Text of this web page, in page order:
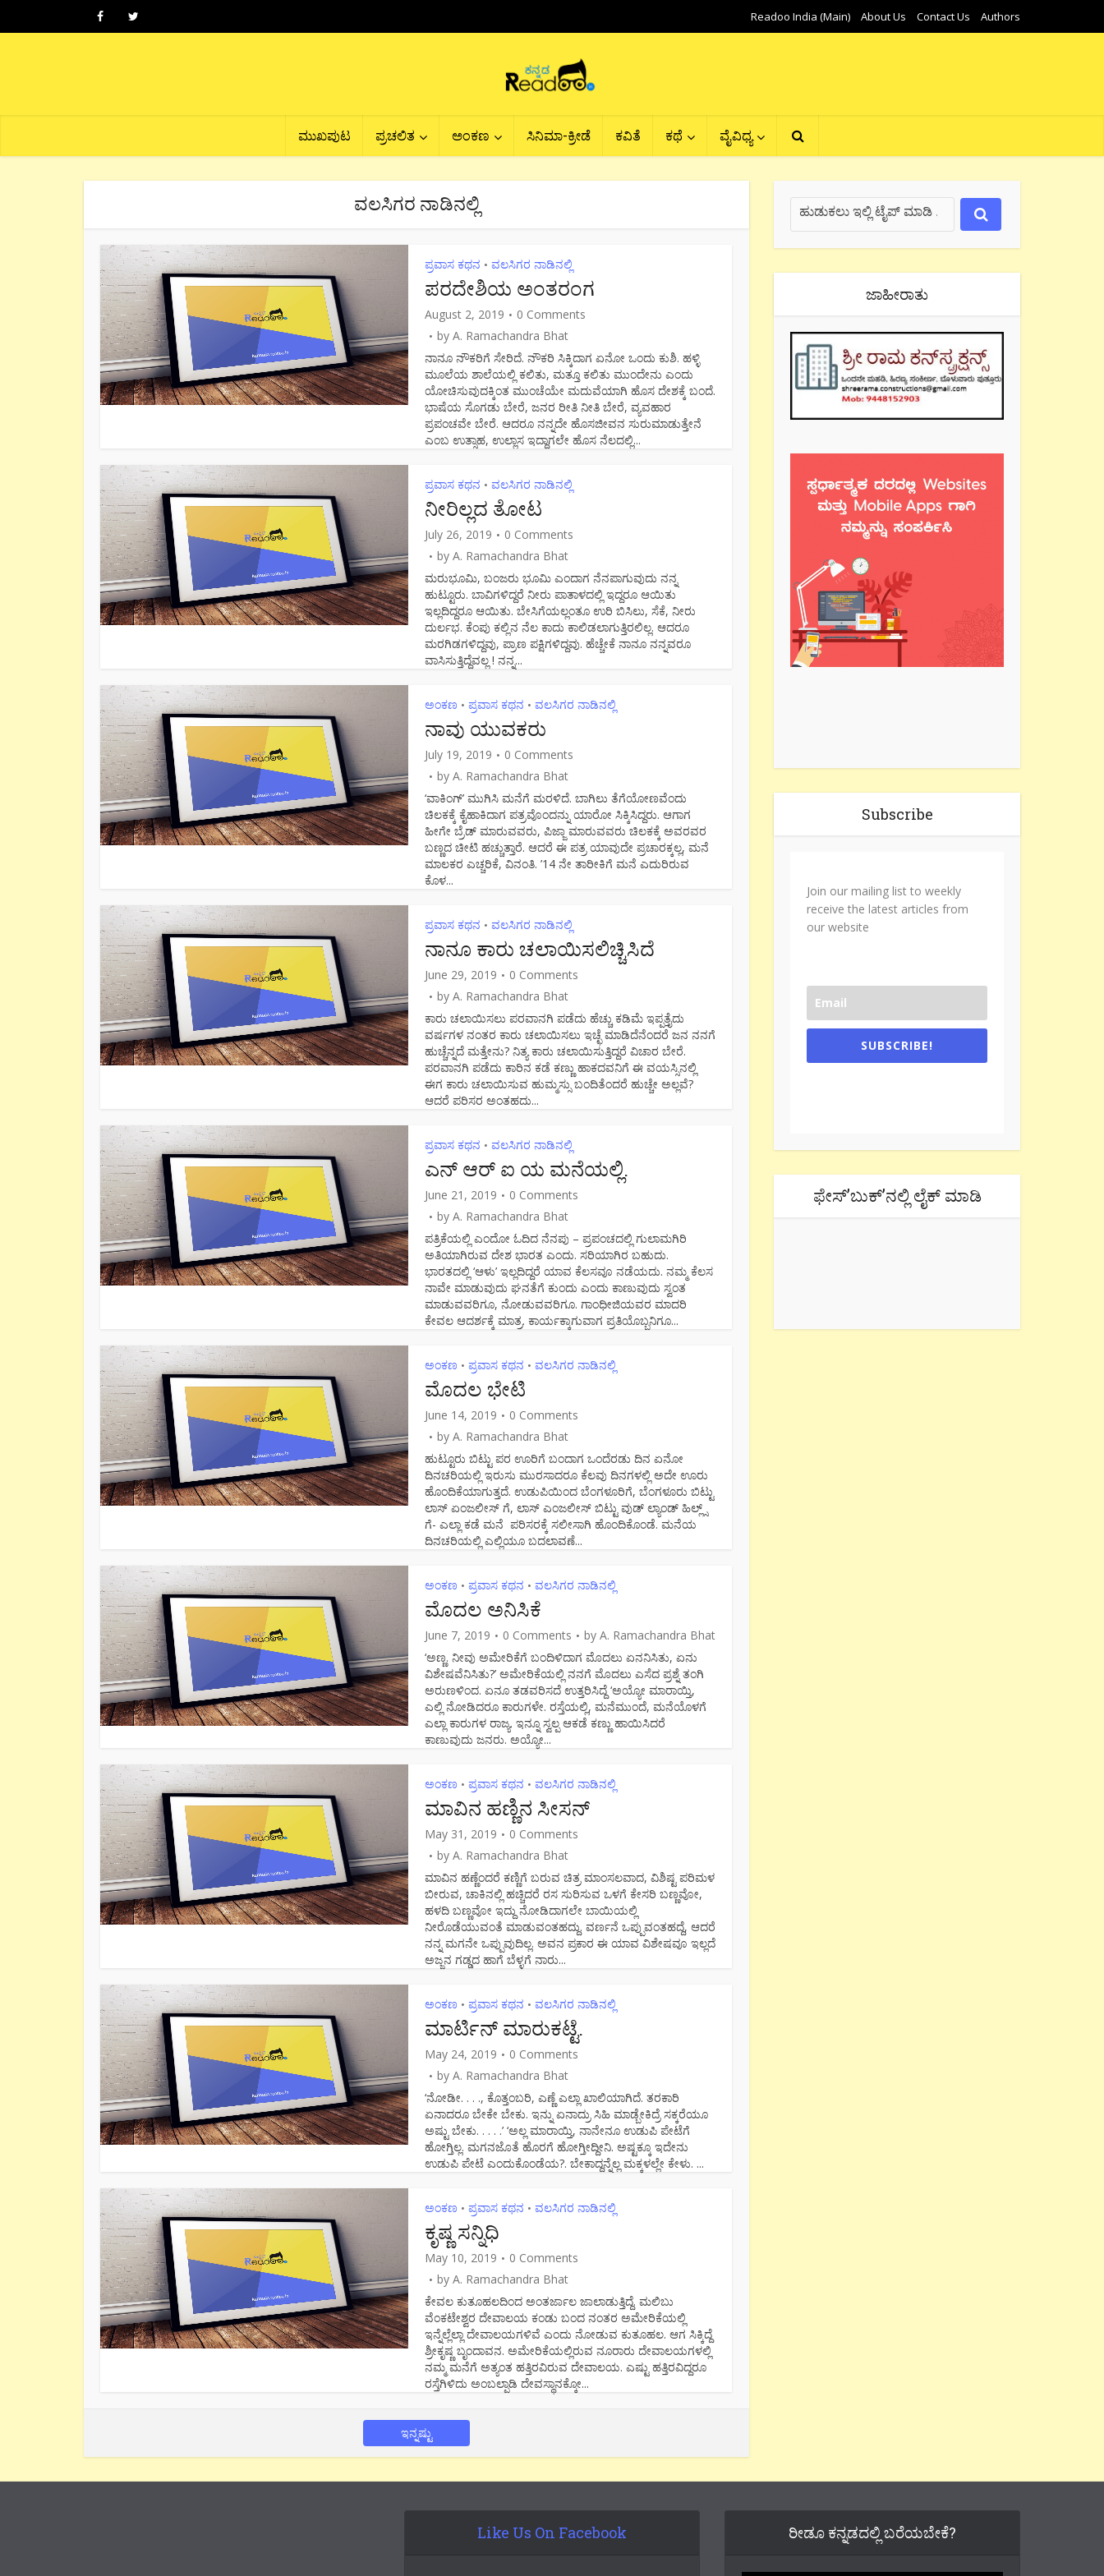
Readoo India (Main) About Us Contact Us Authors
ಮುಖಪುಟ ಪ್ರಚಲಿತ ಅಂಕಣ ಸಿನಿಮಾ-ಕ್ರೀಡೆ ಕವಿತೆ ಕಥೆ ವೈವಿಧ್ಯ
ವಲಸಿಗರ ನಾಡಿನಲ್ಲಿ
ಪ್ರವಾಸ ಕಥನ • ವಲಸಿಗರ ನಾಡಿನಲ್ಲಿ
ಪರದೇಶಿಯ ಅಂತರಂಗ
August 2, 2019
0 Comments
by A. Ramachandra Bhat
ನಾನೂ ನೌಕರಿಗೆ ಸೇರಿದೆ. ನೌಕರಿ ಸಿಕ್ಕಿದಾಗ ಏನೋ ಒಂದು ಕುಶಿ. ಹಳ್ಳಿ
ಮೂಲೆಯ ಶಾಲೆಯಲ್ಲಿ ಕಲಿತು, ಮತ್ತೂ ಕಲಿತು ಮುಂದೇನು ಎಂದು
ಯೋಚಿಸುವುದಕ್ಕಿಂತ ಮುಂಚೆಯೇ ಮದುವೆಯಾಗಿ ಹೊಸ ದೇಶಕ್ಕೆ ಬಂದೆ.
ಭಾಷೆಯ ಸೊಗಡು ಬೇರೆ, ಜನರ ರೀತಿ ನೀತಿ ಬೇರೆ, ವ್ಯವಹಾರ
ಪ್ರಪಂಚವೇ ಬೇರೆ. ಆದರೂ ನನ್ನದೇ ಹೊಸಜೀವನ ಸುರುಮಾಡುತ್ತೇನೆ
ಎಂಬ ಉತ್ಸಾಹ, ಉಲ್ಲಾಸ ಇದ್ದಾಗಲೇ ಹೊಸ ನೆಲದಲ್ಲಿ...
ಪ್ರವಾಸ ಕಥನ • ವಲಸಿಗರ ನಾಡಿನಲ್ಲಿ
ನೀರಿಲ್ಲದ ತೋಟ
July 26, 2019
0 Comments
by A. Ramachandra Bhat
ಮರುಭೂಮಿ, ಬಂಜರು ಭೂಮಿ ಎಂದಾಗ ನೆನಪಾಗುವುದು ನನ್ನ
ಹುಟ್ಟೂರು. ಬಾವಿಗಳಿದ್ದರೆ ನೀರು ಪಾತಾಳದಲ್ಲಿ ಇದ್ದರೂ ಆಯಿತು
ಇಲ್ಲದಿದ್ದರೂ ಆಯಿತು. ಬೇಸಿಗೆಯಲ್ಲಂತೂ ಉರಿ ಬಿಸಿಲು, ಸೆಕೆ, ನೀರು
ದುರ್ಲಭ. ಕೆಂಪು ಕಲ್ಲಿನ ನೆಲ ಕಾದು ಕಾಲಿಡಲಾಗುತ್ತಿರಲಿಲ್ಲ. ಆದರೂ
ಮರಗಿಡಗಳಿದ್ದವು, ಪ್ರಾಣ ಪಕ್ಷಿಗಳಿದ್ದವು. ಹೆಚ್ಚೇಕೆ ನಾನೂ ನನ್ನವರೂ
ವಾಸಿಸುತ್ತಿದ್ದೆವಲ್ಲ ! ನನ್ನ...
ಅಂಕಣ • ಪ್ರವಾಸ ಕಥನ • ವಲಸಿಗರ ನಾಡಿನಲ್ಲಿ
ನಾವು ಯುವಕರು
July 19, 2019
0 Comments
by A. Ramachandra Bhat
‘ವಾಕಿಂಗ್’ ಮುಗಿಸಿ ಮನೆಗೆ ಮರಳಿದೆ. ಬಾಗಿಲು ತೆಗೆಯೋಣವೆಂದು
ಚಿಲಕಕ್ಕೆ ಕೈಹಾಕಿದಾಗ ಪತ್ರವೊಂದನ್ನು ಯಾರೋ ಸಿಕ್ಕಿಸಿದ್ದರು. ಆಗಾಗ
ಹೀಗೇ ಬ್ರೆಡ್ ಮಾರುವವರು, ಪಿಜ್ಜಾ ಮಾರುವವರು ಚಿಲಕಕ್ಕೆ ಅವರವರ
ಬಣ್ಣದ ಚೀಟಿ ಹಚ್ಚುತ್ತಾರೆ. ಆದರೆ ಈ ಪತ್ರ ಯಾವುದೇ ಪ್ರಚಾರಕ್ಕಲ್ಲ, ಮನೆ
ಮಾಲಕರ ಎಚ್ಚರಿಕೆ, ವಿನಂತಿ. ’14 ನೇ ತಾರೀಕಿಗೆ ಮನೆ ಎದುರಿರುವ
ಕೊಳ...
ಪ್ರವಾಸ ಕಥನ • ವಲಸಿಗರ ನಾಡಿನಲ್ಲಿ
ನಾನೂ ಕಾರು ಚಲಾಯಿಸಲಿಚ್ಚಿಸಿದೆ
June 29, 2019
0 Comments
by A. Ramachandra Bhat
ಕಾರು ಚಲಾಯಿಸಲು ಪರವಾನಗಿ ಪಡೆದು ಹೆಚ್ಚು ಕಡಿಮೆ ಇಪ್ಪತ್ತೈದು
ವರ್ಷಗಳ ನಂತರ ಕಾರು ಚಲಾಯಿಸಲು ಇಚ್ಛೆ ಮಾಡಿದೆನೆಂದರೆ ಜನ ನನಗೆ
ಹುಚ್ಚೆನ್ನದೆ ಮತ್ತೇನು? ನಿತ್ಯ ಕಾರು ಚಲಾಯಿಸುತ್ತಿದ್ದರೆ ವಿಚಾರ ಬೇರೆ.
ಪರವಾನಗಿ ಪಡೆದು ಕಾರಿನ ಕಡೆ ಕಣ್ಣು ಹಾಕದವನಿಗೆ ಈ ವಯಸ್ಸಿನಲ್ಲಿ
ಈಗ ಕಾರು ಚಲಾಯಿಸುವ ಹುಮ್ಮಸ್ಸು ಬಂದಿತೆಂದರೆ ಹುಚ್ಚೇ ಅಲ್ಲವೆ?
ಆದರೆ ಪರಿಸರ ಅಂತಹದು...
ಪ್ರವಾಸ ಕಥನ • ವಲಸಿಗರ ನಾಡಿನಲ್ಲಿ
ಎನ್ ಆರ್ ಐ ಯ ಮನೆಯಲ್ಲಿ.
June 21, 2019
0 Comments
by A. Ramachandra Bhat
ಪತ್ರಿಕೆಯಲ್ಲಿ ಎಂದೋ ಓದಿದ ನೆನಪು – ಪ್ರಪಂಚದಲ್ಲಿ ಗುಲಾಮಗಿರಿ
ಅತಿಯಾಗಿರುವ ದೇಶ ಭಾರತ ಎಂದು. ಸರಿಯಾಗಿರ ಬಹುದು.
ಭಾರತದಲ್ಲಿ ‘ಆಳು’ ಇಲ್ಲದಿದ್ದರೆ ಯಾವ ಕೆಲಸವೂ ನಡೆಯದು. ನಮ್ಮ ಕೆಲಸ
ನಾವೇ ಮಾಡುವುದು ಘನತೆಗೆ ಕುಂದು ಎಂದು ಕಾಣುವುದು ಸ್ವಂತ
ಮಾಡುವವರಿಗೂ, ನೋಡುವವರಿಗೂ. ಗಾಂಧೀಜಿಯವರ ಮಾದರಿ
ಕೇವಲ ಆದರ್ಶಕ್ಕೆ ಮಾತ್ರ. ಕಾರ್ಯಕ್ಕಾಗುವಾಗ ಪ್ರತಿಯೊಬ್ಬನಿಗೂ...
ಅಂಕಣ • ಪ್ರವಾಸ ಕಥನ • ವಲಸಿಗರ ನಾಡಿನಲ್ಲಿ
ಮೊದಲ ಭೇಟಿ
June 14, 2019
0 Comments
by A. Ramachandra Bhat
ಹುಟ್ಟೂರು ಬಿಟ್ಟು ಪರ ಊರಿಗೆ ಬಂದಾಗ ಒಂದೆರಡು ದಿನ ಏನೋ
ದಿನಚರಿಯಲ್ಲಿ ಇರುಸು ಮುರಸಾದರೂ ಕೆಲವು ದಿನಗಳಲ್ಲಿ ಅದೇ ಊರು
ಹೊಂದಿಕೆಯಾಗುತ್ತದೆ. ಉಡುಪಿಯಿಂದ ಬೆಂಗಳೂರಿಗೆ, ಬೆಂಗಳೂರು ಬಿಟ್ಟು
ಲಾಸ್ ಏಂಜಲೀಸ್ ಗೆ, ಲಾಸ್ ಎಂಜಲೀಸ್ ಬಿಟ್ಟು ವುಡ್ ಲ್ಯಾಂಡ್ ಹಿಲ್ಲ್ಸ್
ಗೆ- ಎಲ್ಲಾ ಕಡೆ ಮನೆ ಪರಿಸರಕ್ಕೆ ಸಲೀಸಾಗಿ ಹೊಂದಿಕೊಂಡೆ. ಮನೆಯ
ದಿನಚರಿಯಲ್ಲಿ ಎಲ್ಲಿಯೂ ಬದಲಾವಣೆ...
ಅಂಕಣ • ಪ್ರವಾಸ ಕಥನ • ವಲಸಿಗರ ನಾಡಿನಲ್ಲಿ
ಮೊದಲ ಅನಿಸಿಕೆ
June 7, 2019 0 Comments by A. Ramachandra Bhat
‘ಅಣ್ಣ. ನೀವು ಅಮೇರಿಕೆಗೆ ಬಂದಿಳಿದಾಗ ಮೊದಲು ಏನನಿಸಿತು, ಏನು
ವಿಶೇಷವೆನಿಸಿತು?’ ಅಮೇರಿಕೆಯಲ್ಲಿ ನನಗೆ ಮೊದಲು ಎಸೆದ ಪ್ರಶ್ನೆ ತಂಗಿ
ಅರುಣಳಿಂದ. ಏನೂ ತಡವರಿಸದೆ ಉತ್ತರಿಸಿದ್ದೆ ‘ಅಯ್ಯೋ ಮಾರಾಯ್ತಿ,
ಎಲ್ಲಿ ನೋಡಿದರೂ ಕಾರುಗಳೇ. ರಸ್ತೆಯಲ್ಲಿ, ಮನೆಮುಂದೆ, ಮನೆಯೊಳಗೆ
ಎಲ್ಲಾ ಕಾರುಗಳ ರಾಜ್ಯ. ಇನ್ನೂ ಸ್ವಲ್ಪ ಆಕಡೆ ಕಣ್ಣು ಹಾಯಿಸಿದರೆ
ಕಾಣುವುದು ಜನರು. ಅಯ್ಯೋ...
ಅಂಕಣ • ಪ್ರವಾಸ ಕಥನ • ವಲಸಿಗರ ನಾಡಿನಲ್ಲಿ
ಮಾವಿನ ಹಣ್ಣಿನ ಸೀಸನ್
May 31, 2019
0 Comments
by A. Ramachandra Bhat
ಮಾವಿನ ಹಣ್ಣೆಂದರೆ ಕಣ್ಣಿಗೆ ಬರುವ ಚಿತ್ರ ಮಾಂಸಲವಾದ, ವಿಶಿಷ್ಟ ಪರಿಮಳ
ಬೀರುವ, ಚಾಕಿನಲ್ಲಿ ಹಚ್ಚಿದರೆ ರಸ ಸುರಿಸುವ ಒಳಗೆ ಕೇಸರಿ ಬಣ್ಣವೋ,
ಹಳದಿ ಬಣ್ಣವೋ ಇದ್ದು ನೋಡಿದಾಗಲೇ ಬಾಯಿಯಲ್ಲಿ
ನೀರೊಡೆಯುವಂತೆ ಮಾಡುವಂತಹದ್ದು. ವರ್ಣನೆ ಒಪ್ಪುವಂತಹದ್ದೆ, ಆದರೆ
ನನ್ನ ಮಗನೇ ಒಪ್ಪುವುದಿಲ್ಲ. ಅವನ ಪ್ರಕಾರ ಈ ಯಾವ ವಿಶೇಷವೂ ಇಲ್ಲದೆ
ಅಜ್ಜನ ಗಡ್ಡದ ಹಾಗೆ ಬೆಳ್ಳಗೆ ನಾರು...
ಅಂಕಣ • ಪ್ರವಾಸ ಕಥನ • ವಲಸಿಗರ ನಾಡಿನಲ್ಲಿ
ಮಾರ್ಟಿನ್ ಮಾರುಕಟ್ಟೆ.
May 24, 2019
0 Comments
by A. Ramachandra Bhat
‘ನೋಡೀ. . . ., ಕೊತ್ತಂಬರಿ, ಎಣ್ಣೆ ಎಲ್ಲಾ ಖಾಲಿಯಾಗಿದೆ. ತರಕಾರಿ
ಏನಾದರೂ ಬೇಕೇ ಬೇಕು. ಇನ್ನು ಏನಾದ್ರು ಸಿಹಿ ಮಾಡ್ಬೇಕಿದ್ರೆ ಸಕ್ಕರೆಯೂ
ಅಷ್ಟು ಬೇಕು. . . . .’ ‘ಅಲ್ಲ ಮಾರಾಯ್ತಿ, ನಾನೇನೂ ಉಡುಪಿ ಪೇಟೆಗೆ
ಹೋಗ್ತಿಲ್ಲ. ಮಗನಜೊತೆ ಹೊರಗೆ ಹೋಗ್ತೀದ್ದೀನಿ. ಅಷ್ಟಕ್ಕೂ ಇದೇನು
ಉಡುಪಿ ಪೇಟೆ ಎಂದುಕೊಂಡೆಯ?. ಬೇಕಾದ್ದನ್ನೆಲ್ಲ ಮಕ್ಕಳಲ್ಲೇ ಕೇಳು. ...
ಅಂಕಣ • ಪ್ರವಾಸ ಕಥನ • ವಲಸಿಗರ ನಾಡಿನಲ್ಲಿ
ಕೃಷ್ಣ ಸನ್ನಿಧಿ
May 10, 2019
0 Comments
by A. Ramachandra Bhat
ಕೇವಲ ಕುತೂಹಲದಿಂದ ಅಂತರ್ಜಾಲ ಜಾಲಾಡುತ್ತಿದ್ದೆ. ಮಲಿಬು
ವೆಂಕಟೇಶ್ವರ ದೇವಾಲಯ ಕಂಡು ಬಂದ ನಂತರ ಅಮೇರಿಕೆಯಲ್ಲಿ
ಇನ್ನೆಲ್ಲೆಲ್ಲಾ ದೇವಾಲಯಗಳಿವೆ ಎಂದು ನೋಡುವ ಕುತೂಹಲ. ಆಗ ಸಿಕ್ಕಿದ್ದೆ
ಶ್ರೀಕೃಷ್ಣ ಬೃಂದಾವನ. ಅಮೇರಿಕೆಯಲ್ಲಿರುವ ನೂರಾರು ದೇವಾಲಯಗಳಲ್ಲಿ
ನಮ್ಮ ಮನೆಗೆ ಅತ್ಯಂತ ಹತ್ತಿರವಿರುವ ದೇವಾಲಯ. ಎಷ್ಟು ಹತ್ತಿರವಿದ್ದರೂ
ರಸ್ತೆಗಿಳಿದು ಅಂಬಲ್ಪಾಡಿ ದೇವಸ್ಥಾನಕ್ಕೋ...
ಇನ್ನಷ್ಟು
ಜಾಹೀರಾತು
Subscribe
Join our mailing list to weekly
receive the latest articles from
our website
SUBSCRIBE!
ಫೇಸ್’ಬುಕ್’ನಲ್ಲಿ ಲೈಕ್ ಮಾಡಿ
Like Us On Facebook ರೀಡೂ ಕನ್ನಡದಲ್ಲಿ ಬರೆಯಬೇಕೆ?